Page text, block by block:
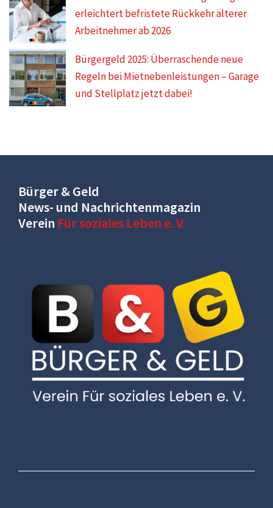
erleichtert befristete Rückkehr älterer
Arbeitnehmer ab 2026
Bürgergeld 2025: Überraschende neue
Regeln bei Mietnebenleistungen – Garage
und Stellplatz jetzt dabei!
Bürger & Geld
News- und Nachrichtenmagazin
Verein Für soziales Leben e. V.